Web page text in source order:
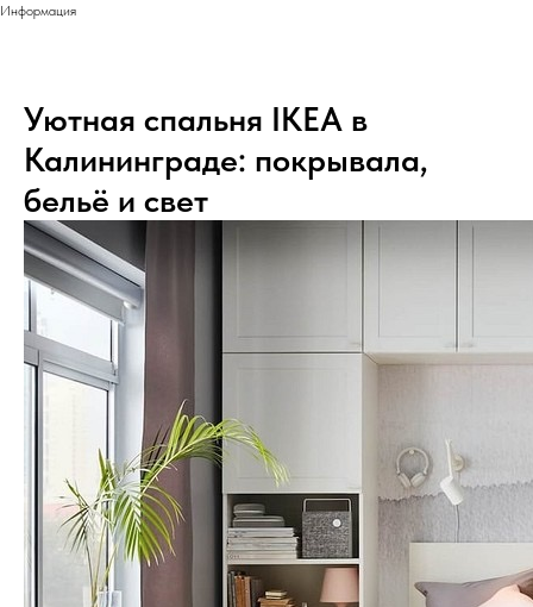
Информация
Уютная спальня IKEA в
Калининграде: покрывала,
бельё и свет